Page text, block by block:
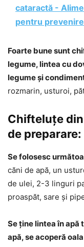
cataractă -
pentru
Foarte bune sunt
legume, lintea cu
legume și
rozmarin, usturoi,
Chifteluțe
de preparare:
Se folosesc
căni de apă, un
de ulei, 2-3 linguri
proaspăt, sare și
Se ține lintea în apă
apă, se acoperă